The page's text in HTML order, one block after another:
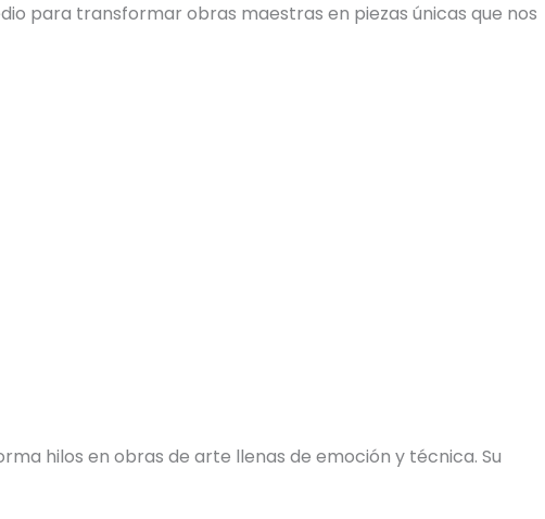
para transformar obras maestras en piezas únicas que nos
hilos en obras de arte llenas de emoción y técnica. Su